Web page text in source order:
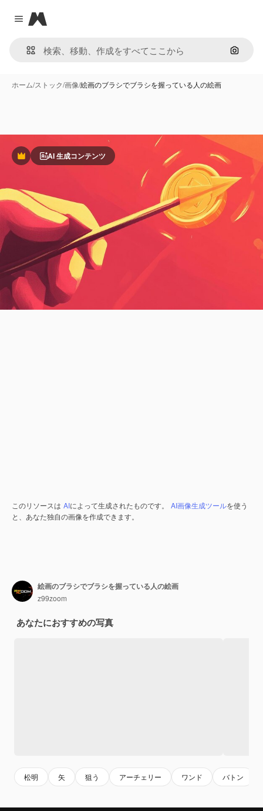
Close menu
Magnific
画像で
ホーム/ストック/画像/絵画のブラシでブラシを握っている人の絵画
PremiumAI 生成コンテンツ
このリソースは AIによって生成されたものです。 AI画像生成ツールを使う
と、あなた独自の画像を作成できます。
絵画のブラシでブラシを握っている人の絵画
z99zoom
あなたにおすすめの写真
松明 矢 狙う アーチェリー ワンド バトン